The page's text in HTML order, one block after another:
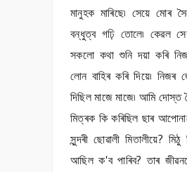
মানুহক মাৰিছে৷ সেয়ে মোৰ
বন্ধুত্ব গঢ়ি তোলে৷ কেৱল
সকলো কথা শুনি দয়া কৰি
লোন বাহিৰ কৰি দিয়ে৷ নিজৰ
দিছিল মাজে মাজে৷ আমি দোস্ত
মিত্ৰক কি কৰিছিল ছাৰ
সুন্দৰী ছোৱালী মিতালীয়ে?
আছিল ক'ব পাৰিব? তাৰ